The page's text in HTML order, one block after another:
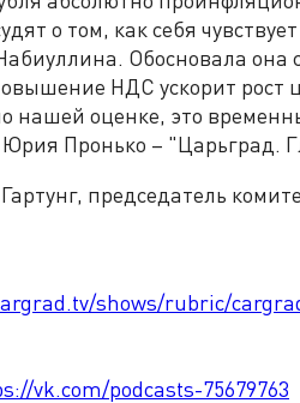
о том, как себя
Обосновала
НДС ускорит рост
нашей оценке, это
Пронько – "Царьград.
председатель
shows/rubric/
vk.com/podcasts-75679763